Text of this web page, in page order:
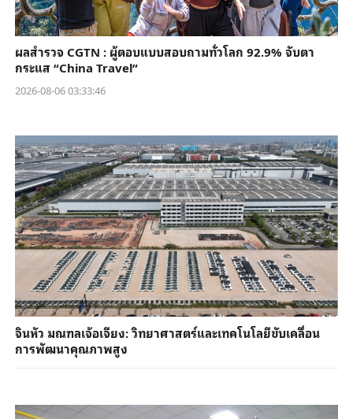
ผลสำรวจ CGTN : ผู้ตอบแบบสอบถามทั่วโลก 92.9% จับตา
กระแส “China Travel”
2026-08-06 03:33:46
จินหัว มณฑลเจ้อเจียง: วิทยาศาสตร์และเทคโนโลยีขับเคลื่อน
การพัฒนาคุณภาพสูง